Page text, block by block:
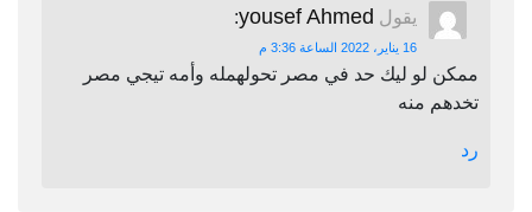
يقول yousef Ahmed
:
16 يناير، 2022 الساعة 3:36 م
ممكن لو ليك حد في مصر تحولهمله وأمه تيجي مصر
تخدهم منه
رد